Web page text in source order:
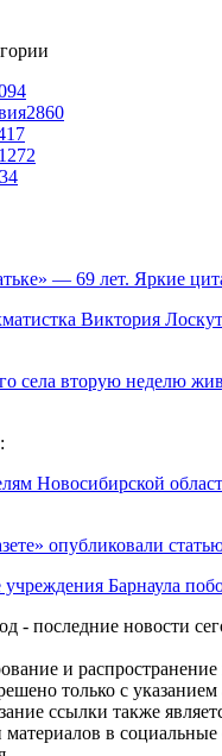
2860
1272
— 69 лет. Яркие
Виктория
села вторую неделю
Новосибирской
опубликовали
учреждения Барнаула
- последние новости
и распространение
только с
ссылки также
в социальные